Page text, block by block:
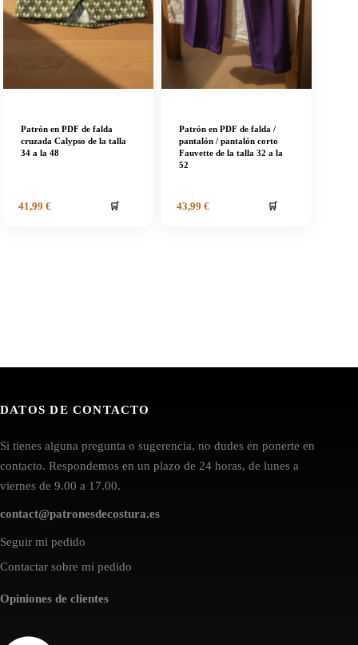
Patrón en PDF de falda
cruzada Calypso de la talla
34 a la 48
41,99 € 🛒
Patrón en PDF de falda /
pantalón / pantalón corto
Fauvette de la talla 32 a la
52
43,99 € 🛒
DATOS DE CONTACTO
Si tienes alguna pregunta o sugerencia, no dudes en ponerte en
contacto. Respondemos en un plazo de 24 horas, de lunes a
viernes de 9.00 a 17.00.
contact@patronesdecostura.es
Seguir mi pedido
Contactar sobre mi pedido
Opiniones de clientes